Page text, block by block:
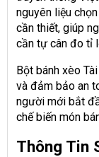
nguyên liệu
cần thiết, giúp
cần tự cân đo tỉ
Bột bánh xèo
và đảm bảo an
người mới bắt
chế biến món
Thông Tin